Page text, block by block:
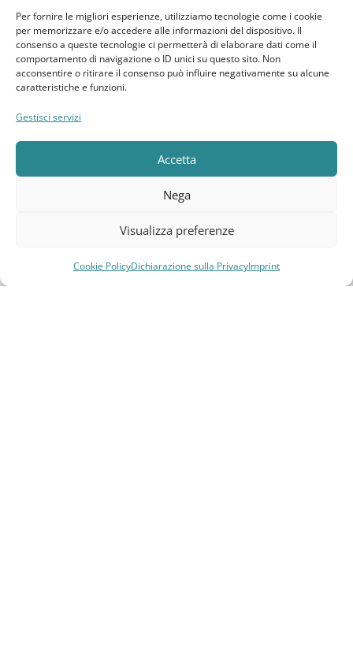
Per fornire le migliori esperienze, utilizziamo tecnologie come i cookie
per memorizzare e/o accedere alle informazioni del dispositivo. Il
consenso a queste tecnologie ci permetterà di elaborare dati come il
comportamento di navigazione o ID unici su questo sito. Non
acconsentire o ritirare il consenso può influire negativamente su alcune
caratteristiche e funzioni.
Gestisci servizi
Accetta
Nega
Visualizza preferenze
Cookie PolicyDichiarazione sulla PrivacyImprint
News
GDPR
Cookie Policy
Dichiarazione sulla Privacy
Imprint
Termini e Condizioni
Pagine Dedicate
Lista dei desideri
CarrelloMenu